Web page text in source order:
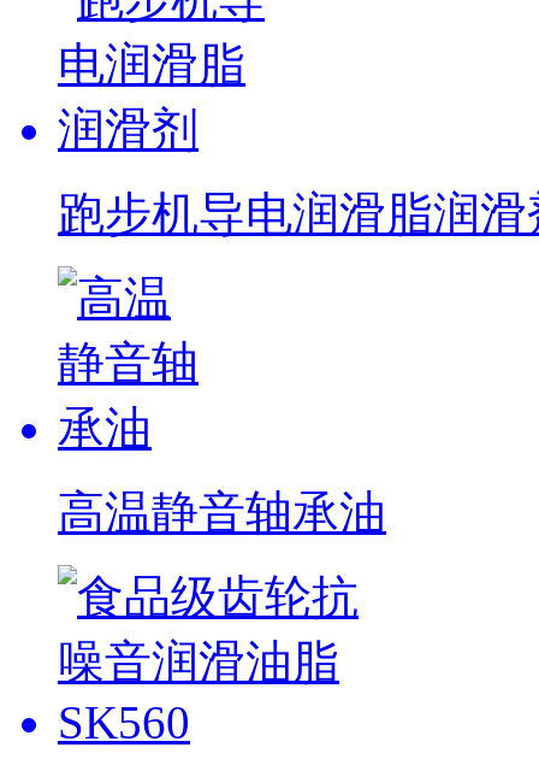
跑步机导电润滑脂润滑
高温静音轴承油